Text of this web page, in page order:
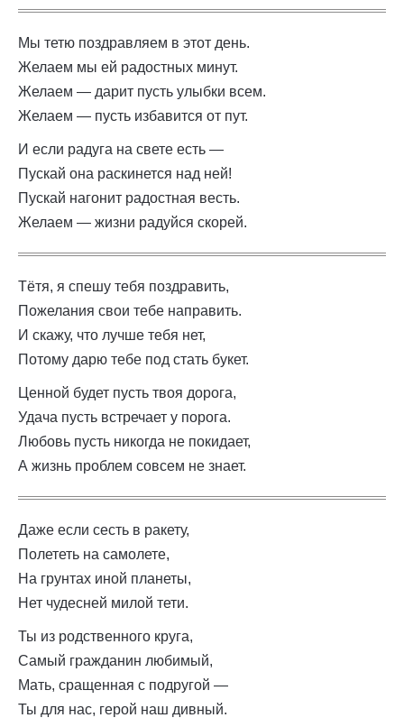
Мы тетю поздравляем в этот день.
Желаем мы ей радостных минут.
Желаем — дарит пусть улыбки всем.
Желаем — пусть избавится от пут.
И если радуга на свете есть —
Пускай она раскинется над ней!
Пускай нагонит радостная весть.
Желаем — жизни радуйся скорей.
Тётя, я спешу тебя поздравить,
Пожелания свои тебе направить.
И скажу, что лучше тебя нет,
Потому дарю тебе под стать букет.
Ценной будет пусть твоя дорога,
Удача пусть встречает у порога.
Любовь пусть никогда не покидает,
А жизнь проблем совсем не знает.
Даже если сесть в ракету,
Полететь на самолете,
На грунтах иной планеты,
Нет чудесней милой тети.
Ты из родственного круга,
Самый гражданин любимый,
Мать, сращенная с подругой —
Ты для нас, герой наш дивный.